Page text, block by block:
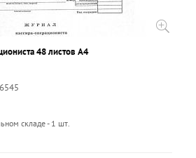
Журнал кассира-операциониста 48 листов А4
складе - 1 шт.